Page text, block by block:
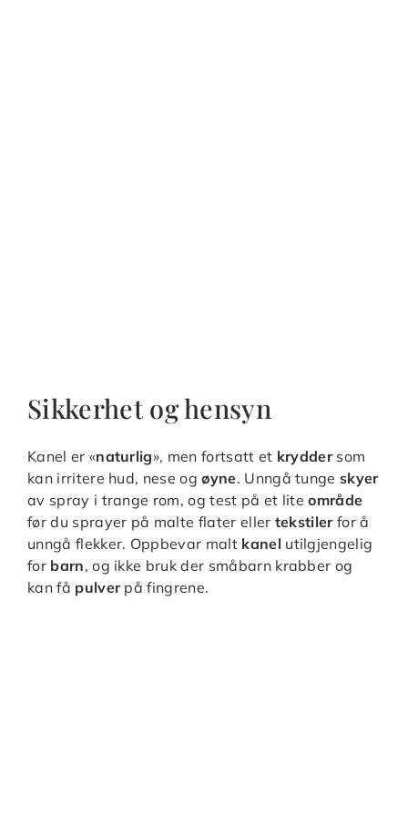
Sikkerhet og hensyn
Kanel er «naturlig», men fortsatt et kryddersom
kan irritere hud, nese ogøyne. Unngå tungeskyer
av spray i trange rom, og test på et liteområde
før du sprayer på malte flater eller tekstilerfor å
unngå flekker. Oppbevar malt kanel utilgjengelig
for barn, og ikke bruk der småbarn krabber og
kan få pulverpå fingrene.